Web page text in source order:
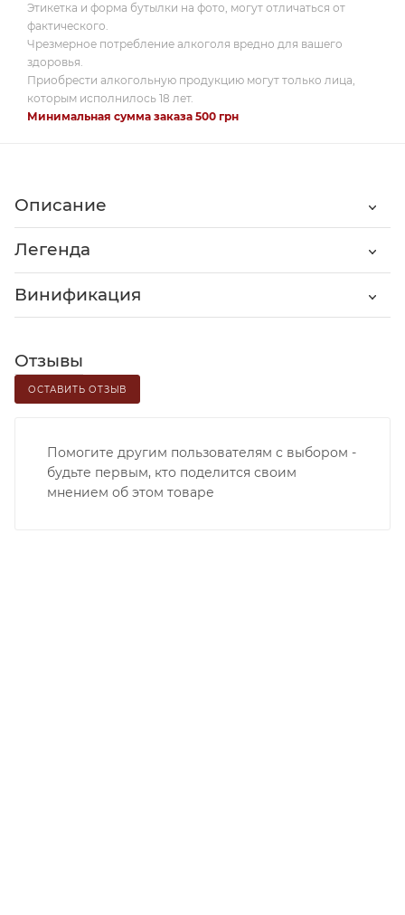
Этикетка и форма бутылки на фото, могут отличаться от
фактического.
Чрезмерное потребление алкоголя вредно для вашего
здоровья.
Приобрести алкогольную продукцию могут только лица,
которым исполнилось 18 лет.
Минимальная сумма заказа 500 грн
Описание
Легенда
Винификация
Отзывы
ОСТАВИТЬ ОТЗЫВ
Помогите другим пользователям с выбором -
будьте первым, кто поделится своим
мнением об этом товаре